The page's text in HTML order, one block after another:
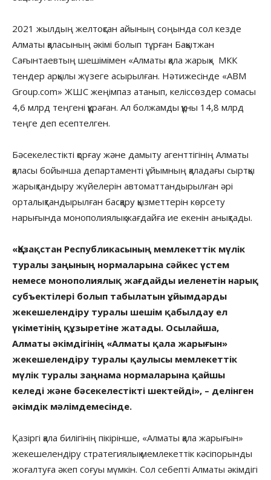
2021 жылдың желтоқсан айының соңында сол кезде
Алматы қаласының әкімі болып тұрған Бақытжан
Сағынтаевтың шешімімен «Алматы қала жарық» МКК
тендер арқылы жүзеге асырылған. Нәтижесінде «ABM
Group.com» ЖШС жеңімпаз атанып, келіссөздер сомасы
4,6 млрд теңгені құраған. Ал болжамды құны 14,8 млрд
теңге деп есептелген.
Бәсекелестікті қорғау және дамыту агенттігінің Алматы
қаласы бойынша департаменті ұйымның қаладағы сыртқы
жарықтандыру жүйелерін автоматтандырылған әрі
орталықтандырылған басқару қызметтерін көрсету
нарығында монополиялық жағдайға ие екенін анықтады.
«Қазақстан Республикасының мемлекеттік мүлік
туралы заңының нормаларына сәйкес үстем
немесе монополиялық жағдайды иеленетін нарық
субъектілері болып табылатын ұйымдарды
жекешелендіру туралы шешім қабылдау ел
үкіметінің құзыретіне жатады. Осылайша,
Алматы әкімдігінің «Алматы қала жарығын»
жекешелендіру туралы қаулысы мемлекеттік
мүлік туралы заңнама нормаларына қайшы
келеді және бәсекелестікті шектейді», – делінген
әкімдік мәлімдемесінде.
Қазіргі қала билігінің пікірінше, «Алматы қала жарығын»
жекешелендіру стратегиялық мемлекеттік кәсіпорынды
жоғалтуға әкеп соғуы мүмкін. Сол себепті Алматы әкімдігі